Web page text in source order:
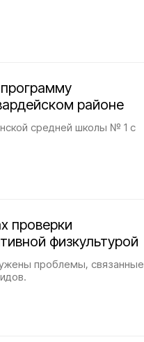
районе
средней школы № 1 с
проверки
физкультурой
проблемы, связанные